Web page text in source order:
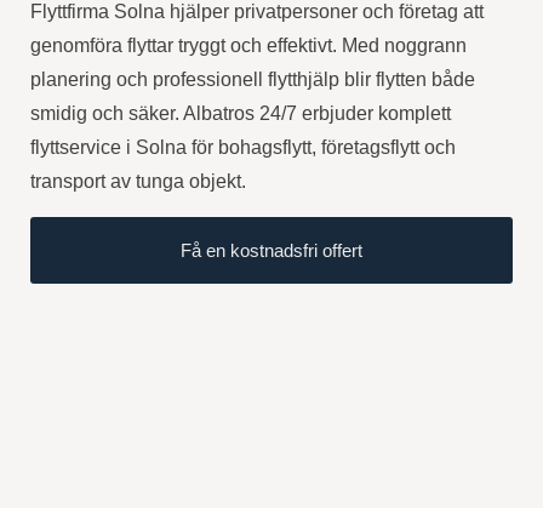
Flyttfirma Solna hjälper privatpersoner och företag att
genomföra flyttar tryggt och effektivt. Med noggrann
planering och professionell flytthjälp blir flytten både
smidig och säker. Albatros 24/7 erbjuder komplett
flyttservice i Solna för bohagsflytt, företagsflytt och
transport av tunga objekt.
Få en kostnadsfri offert